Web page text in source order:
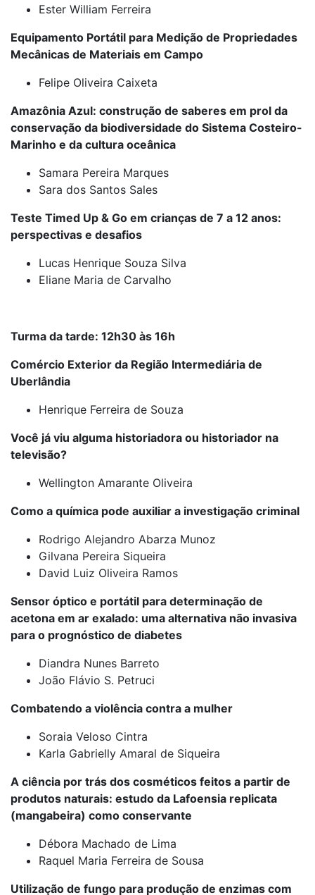
Ester William Ferreira
Equipamento Portátil para Medição de Propriedades
Mecânicas de Materiais em Campo
Felipe Oliveira Caixeta
Amazônia Azul: construção de saberes em prol da
conservação da biodiversidade do Sistema Costeiro-
Marinho e da cultura oceânica
Samara Pereira Marques
Sara dos Santos Sales
Teste Timed Up & Go em crianças de 7 a 12 anos:
perspectivas e desafios
Lucas Henrique Souza Silva
Eliane Maria de Carvalho
Turma da tarde: 12h30 às 16h
Comércio Exterior da Região Intermediária de
Uberlândia
Henrique Ferreira de Souza
Você já viu alguma historiadora ou historiador na
televisão?
Wellington Amarante Oliveira
Como a química pode auxiliar a investigação criminal
Rodrigo Alejandro Abarza Munoz
Gilvana Pereira Siqueira
David Luiz Oliveira Ramos
Sensor óptico e portátil para determinação de
acetona em ar exalado: uma alternativa não invasiva
para o prognóstico de diabetes
Diandra Nunes Barreto
João Flávio S. Petruci
Combatendo a violência contra a mulher
Soraia Veloso Cintra
Karla Gabrielly Amaral de Siqueira
A ciência por trás dos cosméticos feitos a partir de
produtos naturais: estudo da Lafoensia replicata
(mangabeira) como conservante
Débora Machado de Lima
Raquel Maria Ferreira de Sousa
Utilização de fungo para produção de enzimas com